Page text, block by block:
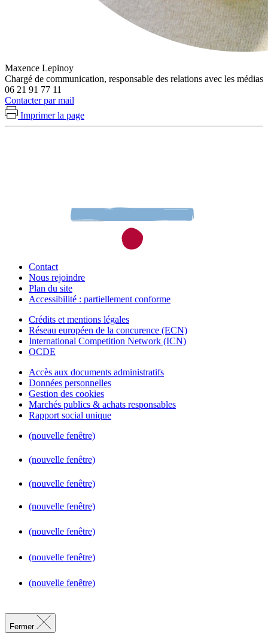
Maxence Lepinoy
Chargé de communication, responsable des relations avec les médias
06 21 91 77 11
Contacter par mail
Imprimer la page
Contact
Nous rejoindre
Plan du site
Accessibilité : partiellement conforme
Crédits et mentions légales
Réseau européen de la concurence (ECN)
International Competition Network (ICN)
OCDE
Accès aux documents administratifs
Données personnelles
Gestion des cookies
Marchés publics & achats responsables
Rapport social unique
(nouvelle fenêtre)
(nouvelle fenêtre)
(nouvelle fenêtre)
(nouvelle fenêtre)
(nouvelle fenêtre)
(nouvelle fenêtre)
(nouvelle fenêtre)
Fermer